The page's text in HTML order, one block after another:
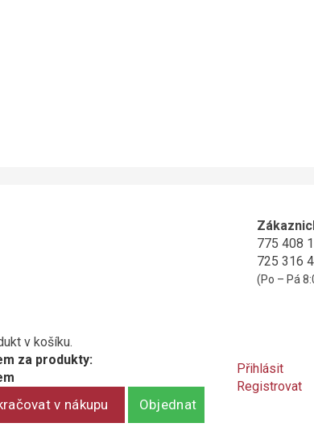
775 408
725 316
(Po – Pá
v košíku.
za produkty:
v nákupu Objednat
Přihlásit
Registrovat